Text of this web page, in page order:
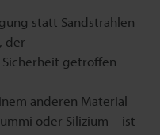
statt Sandstrahlen
der
getroffen
anderen Material
oder Silizium – ist